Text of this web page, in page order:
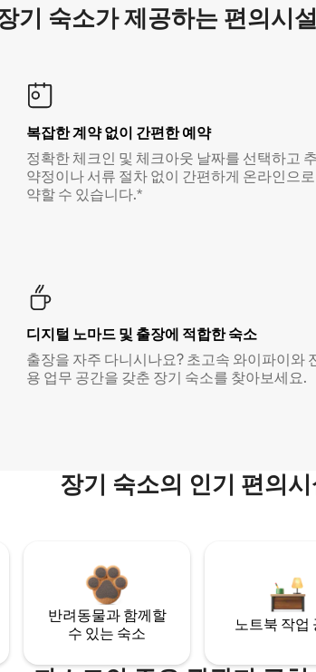
기 숙소가 제공하는 편의시
복잡한 계약 없이 간편한 예약
정확한 체크인 및 체크아웃 날짜를 선택하고
약정이나 서류 절차 없이 간편하게 온라인으로
약할 수 있습니다.*
디지털 노마드 및 출장에 적합한 숙소
출장을 자주 다니시나요? 초고속 와이파이와
용 업무 공간을 갖춘 장기 숙소를 찾아보세요.
장기 숙소의 인기 편의
반려동물과 함께할
수 있는 숙소
노트북 작업